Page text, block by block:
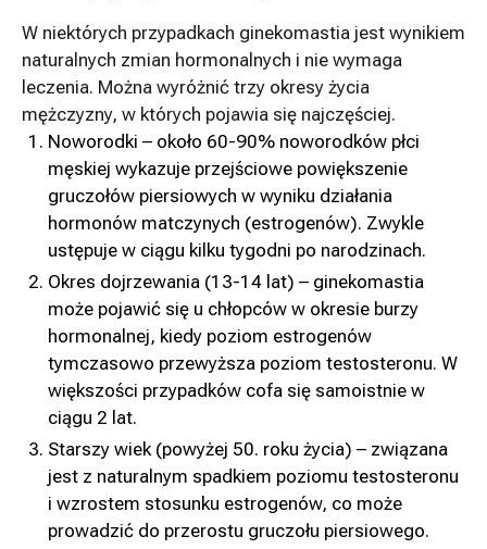
W niektórych przypadkach ginekomastia jest wynikiem
naturalnych zmian hormonalnych i nie wymaga
leczenia. Można wyróżnić trzy okresy życia
mężczyzny, w których pojawia się najczęściej.
Noworodki – około 60-90% noworodków płci
męskiej wykazuje przejściowe powiększenie
gruczołów piersiowych w wyniku działania
hormonów matczynych (estrogenów). Zwykle
ustępuje w ciągu kilku tygodni po narodzinach.
Okres dojrzewania (13-14 lat) – ginekomastia
może pojawić się u chłopców w okresie burzy
hormonalnej, kiedy poziom estrogenów
tymczasowo przewyższa poziom testosteronu. W
większości przypadków cofa się samoistnie w
ciągu 2 lat.
Starszy wiek (powyżej 50. roku życia) – związana
jest z naturalnym spadkiem poziomu testosteronu
i wzrostem stosunku estrogenów, co może
prowadzić do przerostu gruczołu piersiowego.